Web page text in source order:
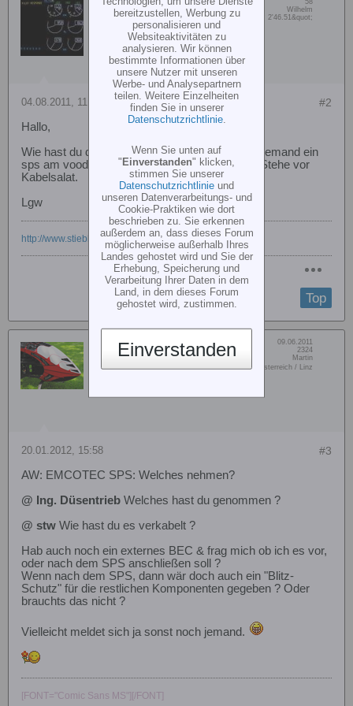
Member Vorname:
Wilhelm
Wohn/Flugort: N48°12'7.37&quot; E014° 2'46.51&quot;
#2
04.08.2011, 11:10
Hallo,
Wie hast du das sps verkabelt? Oder hat noch jemand ein
sps am voodoo? Wurd mich über Foto freuen. Stehe vor
Kabelsalat.
Lgw
http://www.stiebler.eu, Plöchinger Voodoo 600 AC-3X
Top
Howling Mad Dabei seit:
09.06.2011
Beiträge:
2324
Vorname:
Martin
Wohn/Flugort: �?sterreich / Linz
#3
20.01.2012, 15:58
AW: EMCOTEC SPS: Welches nehmen?
@ Ing. Düsentrieb Welches hast du genommen ?
@ stw Wie hast du es verkabelt ?
Hab auch noch ein externes BEC & frag mich ob ich es vor,
oder nach dem SPS anschließen soll ?
Wenn nach dem SPS, dann wär doch auch ein "Blitz-
Schutz" für die restlichen Komponenten gegeben ? Oder
brauchts das nicht ?
Vielleicht meldet sich ja sonst noch jemand.
[FONT="Comic Sans MS"][/FONT]
bereitzustellen, Werbung zu
personalisieren und
Websiteaktivitäten zu
analysieren. Wir können
bestimmte Informationen über
unsere Nutzer mit unseren
Werbe- und Analysepartnern
teilen. Weitere Einzelheiten
finden Sie in unserer
Datenschutzrichtlinie.
Wenn Sie unten auf
" Einverstanden" klicken,
stimmen Sie unserer
Datenschutzrichtlinie und
unseren Datenverarbeitungs- und
Cookie-Praktiken wie dort
beschrieben zu. Sie erkennen
außerdem an, dass dieses Forum
möglicherweise außerhalb Ihres
Landes gehostet wird und Sie der
Erhebung, Speicherung und
Verarbeitung Ihrer Daten in dem
Land, in dem dieses Forum
gehostet wird, zustimmen.
Einverstanden